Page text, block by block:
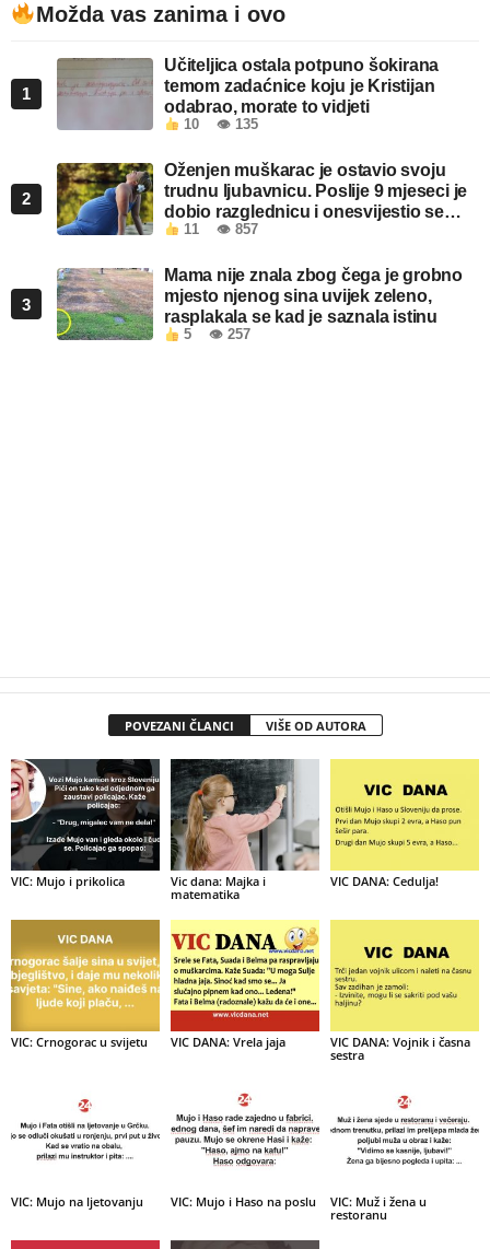
Možda vas zanima i ovo
1
Učiteljica ostala potpuno šokirana
temom zadaćnice koju je Kristijan
odabrao, morate to vidjeti
10 👁 135
2
Oženjen muškarac je ostavio svoju
trudnu ljubavnicu. Poslije 9 mjeseci je
dobio razglednicu i onesvijestio se
kada je pročitao šta piše!
11 👁 857
3
Mama nije znala zbog čega je grobno
mjesto njenog sina uvijek zeleno,
rasplakala se kad je saznala istinu
5 👁 257
POVEZANI ČLANCI VIŠE OD AUTORA
VIC: Mujo i prikolica
Vic dana: Majka i
matematika
VIC DANA: Cedulja!
VIC: Crnogorac u svijetu VIC DANA: Vrela jaja
VIC DANA: Vojnik i časna
sestra
VIC: Mujo na ljetovanju VIC: Mujo i Haso na poslu
VIC: Muž i žena u
restoranu